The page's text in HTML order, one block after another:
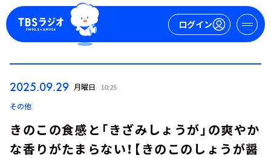
ログイン
2025.09.29 月曜日 10:25
その他
きのこの食感と「きざみしょうが」の爽やか
な香りがたまらない！【きのこのしょうが醤